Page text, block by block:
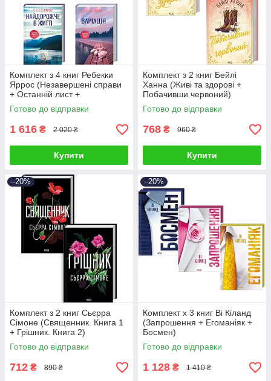
Комплект з 4 книг Ребекки
Яррос (Незавершені справи
+ Останній лист +
Найдорожче в житті +
Варіація)
Готово до відправки
1 616 ₴ 2 020 ₴
Купити
Комплект з 2 книг Бейлі
Ханна (Живі та здорові +
Побачивши червоний)
Готово до відправки
768 ₴ 960 ₴
Купити
–20%
Комплект з 2 книг Сьєрра
Сімоне (Священник. Книга 1
+ Грішник. Книга 2)
Готово до відправки
712 ₴ 890 ₴
–20%
Комплект х 3 книг Ві Кіланд
(Запрошення + Егоманіяк +
Босмен)
Готово до відправки
1 128 ₴ 1 410 ₴